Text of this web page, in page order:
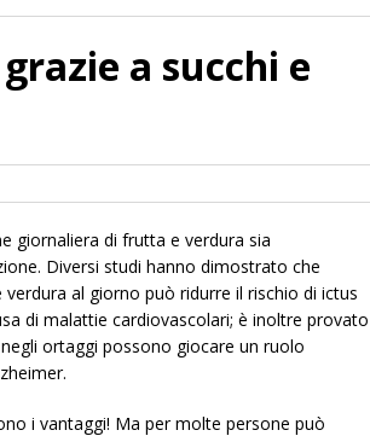
a succhi e
giornaliera di frutta e verdura sia
Diversi studi hanno dimostrato che
al giorno può ridurre il rischio di ictus
di malattie cardiovascolari; è inoltre provato
ortaggi possono giocare un ruolo
i vantaggi! Ma per molte persone può